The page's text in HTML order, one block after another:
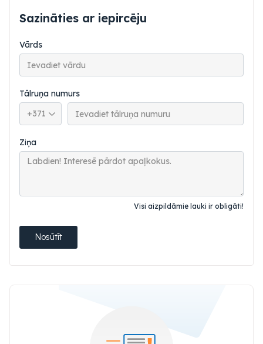
Sazināties ar iepircēju
Vārds
Tālruņa numurs
Tālruņa valsts kods
Ziņa
Visi aizpildāmie lauki ir obligāti!
Nosūtīt